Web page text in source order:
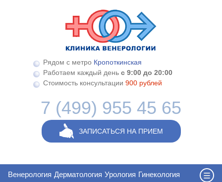
Рядом с метро Кропоткинская
Работаем каждый день с 9:00 до 20:00
Стоимость консультации 900 рублей
7 (499) 955 45 65
ЗАПИСАТЬСЯ НА ПРИЕМ
Венерология Дерматология Урология Гинекология